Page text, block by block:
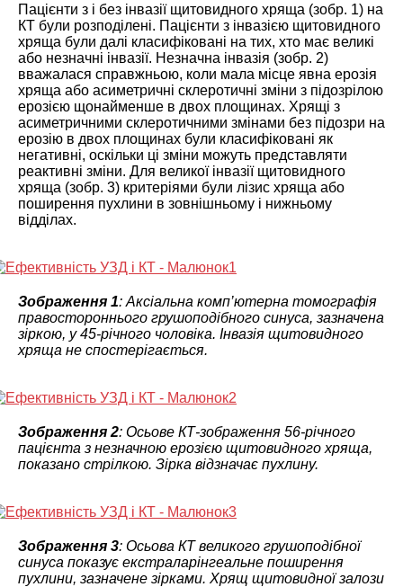
Пацієнти з і без інвазії щитовидного хряща (зобр. 1) на
КТ були розподілені. Пацієнти з інвазією щитовидного
хряща були далі класифіковані на тих, хто має великі
або незначні інвазії. Незначна інвазія (зобр. 2)
вважалася справжньою, коли мала місце явна ерозія
хряща або асиметричні склеротичні зміни з підозрілою
ерозією щонайменше в двох площинах. Хрящі з
асиметричними склеротичними змінами без підозри на
ерозію в двох площинах були класифіковані як
негативні, оскільки ці зміни можуть представляти
реактивні зміни. Для великої інвазії щитовидного
хряща (зобр. 3) критеріями були лізис хряща або
поширення пухлини в зовнішньому і нижньому
відділах.
Зображення 1: Аксіальна комп’ютерна томографія
правостороннього грушоподібного синуса, зазначена
зіркою, у 45-річного чоловіка. Інвазія щитовидного
хряща не спостерігається.
Зображення 2: Осьове КТ-зображення 56-річного
пацієнта з незначною ерозією щитовидного хряща,
показано стрілкою. Зірка відзначає пухлину.
Зображення 3: Осьова КТ великого грушоподібної
синуса показує екстраларінгеальне поширення
пухлини, зазначене зірками. Хрящ щитовидної залози